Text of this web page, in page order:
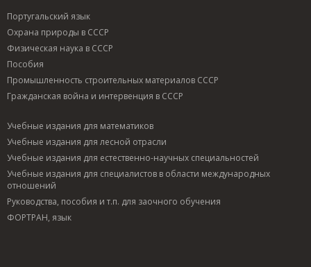
Португальский язык
Охрана природы в СССР
Физическая наука в СССР
Пособия
Промышленность строительных материалов СССР
Гражданская война и интервенция в СССР
Учебные издания для математиков
Учебные издания для лесной отрасли
Учебные издания для естественно-научных специальностей
Учебные издания для специалистов в области международных
отношений
Руководства, пособия и т.п. для заочного обучения
ФОРТРАН, язык